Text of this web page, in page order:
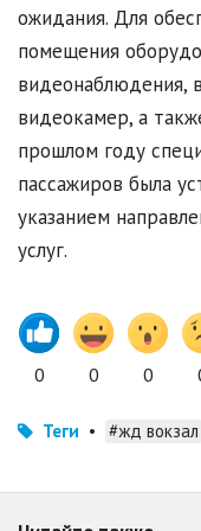
ожидания. Для
помещения
видеонаблюдения,
видеокамер, а
прошлом году
пассажиров была
указанием
услуг.
0 0 0
Теги • #жд вокзал